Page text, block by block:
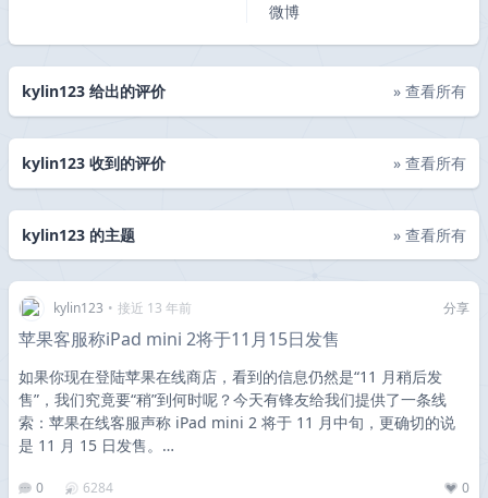
微博
kylin123 给出的评价 » 查看所有
kylin123 收到的评价 » 查看所有
kylin123 的主题 » 查看所有
kylin123 • 接近 13 年前 分享
苹果客服称iPad mini 2将于11月15日发售
如果你现在登陆苹果在线商店，看到的信息仍然是“11 月稍后发
售”，我们究竟要“稍”到何时呢？今天有锋友给我们提供了一条线
索：苹果在线客服声称 iPad mini 2 将于 11 月中旬，更确切的说
是 11 月 15 日发售。…
0 6284 0